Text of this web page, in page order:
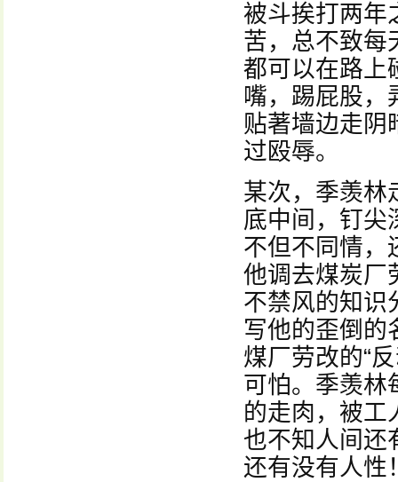
被斗挨打两年
苦，总不致每
都可以在路上
嘴，踢屁股，
贴著墙边走阴
过殴辱。
某次，季羡林
底中间，钉尖
不但不同情，
他调去煤炭厂
不禁风的知识
写他的歪倒的
煤厂劳改的“
可怕。季羡林
的走肉，被工
也不知人间还
还有没有人性